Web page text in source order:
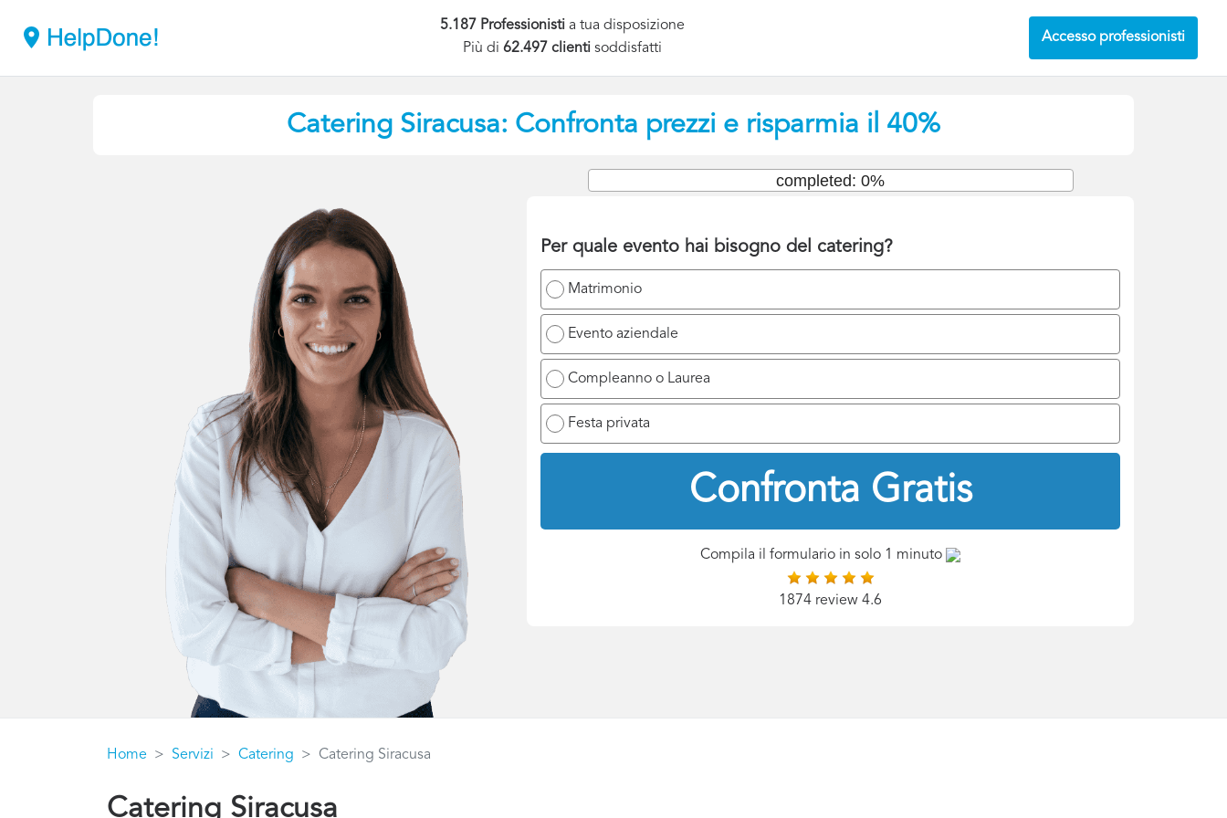
5.187 Professionisti a tua disposizione
Più di62.497 clientisoddisfatti
Accesso professionisti
Catering Siracusa: Confronta prezzi e risparmia il 40%
Per quale evento hai bisogno del catering?
Matrimonio
Evento aziendale
Compleanno o Laurea
Festa privata
Confronta Gratis
completed: 0%
Compila il formulario in solo 1 minuto
1874 review 4.6
Home Servizi Catering Catering Siracusa
Catering Siracusa